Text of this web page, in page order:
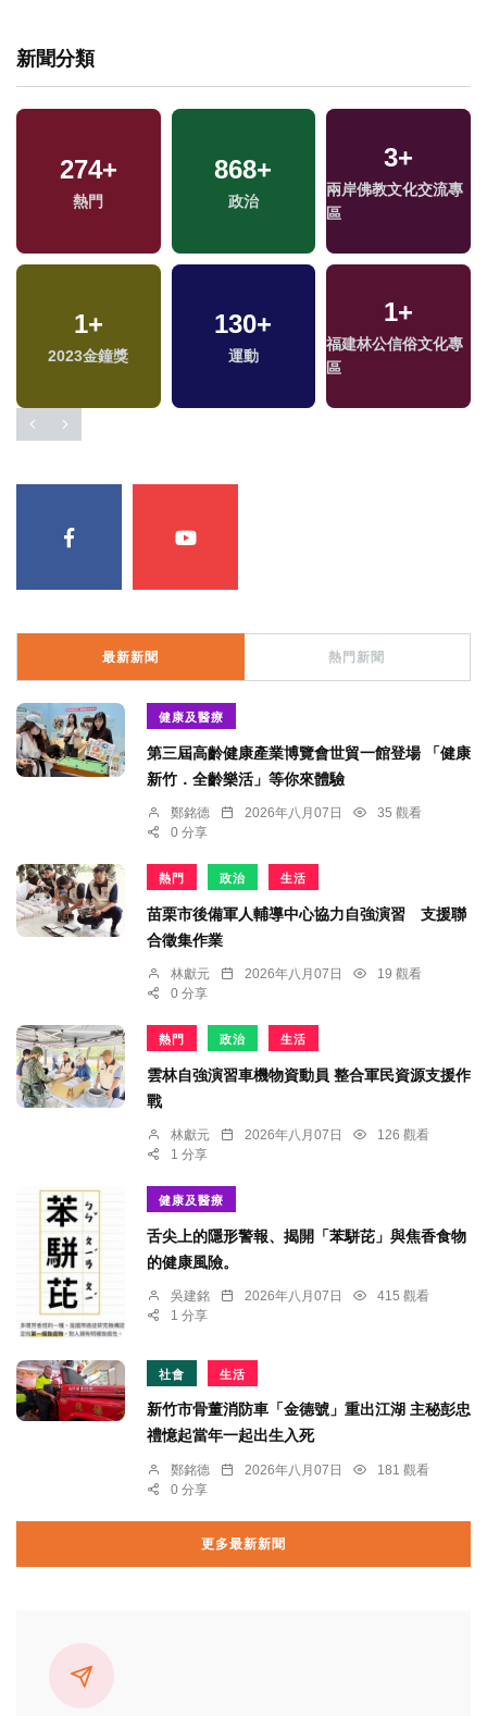
新聞分類
274+
熱門
868+
政治
3+
兩岸佛教文化交流專
區
1+
2023金鐘獎
130+
運動
1+
福建林公信俗文化專
區
最新新聞 熱門新聞
健康及醫療
第三屆高齡健康產業博覽會世貿一館登場 「健康
新竹．全齡樂活」等你來體驗
鄭銘德 2026年八月07日
35 觀看
0 分享
熱門 政治 生活
苗栗市後備軍人輔導中心協力自強演習 支援聯
合徵集作業
林獻元 2026年八月07日
19 觀看
0 分享
熱門 政治 生活
雲林自強演習車機物資動員 整合軍民資源支援作
戰
林獻元 2026年八月07日
126 觀看
1 分享
健康及醫療
舌尖上的隱形警報、揭開「苯駢芘」與焦香食物
的健康風險。
吳建銘 2026年八月07日
415 觀看
1 分享
社會 生活
新竹市骨董消防車「金德號」重出江湖 主秘彭忠
禮憶起當年一起出生入死
鄭銘德 2026年八月07日
181 觀看
0 分享
更多最新新聞